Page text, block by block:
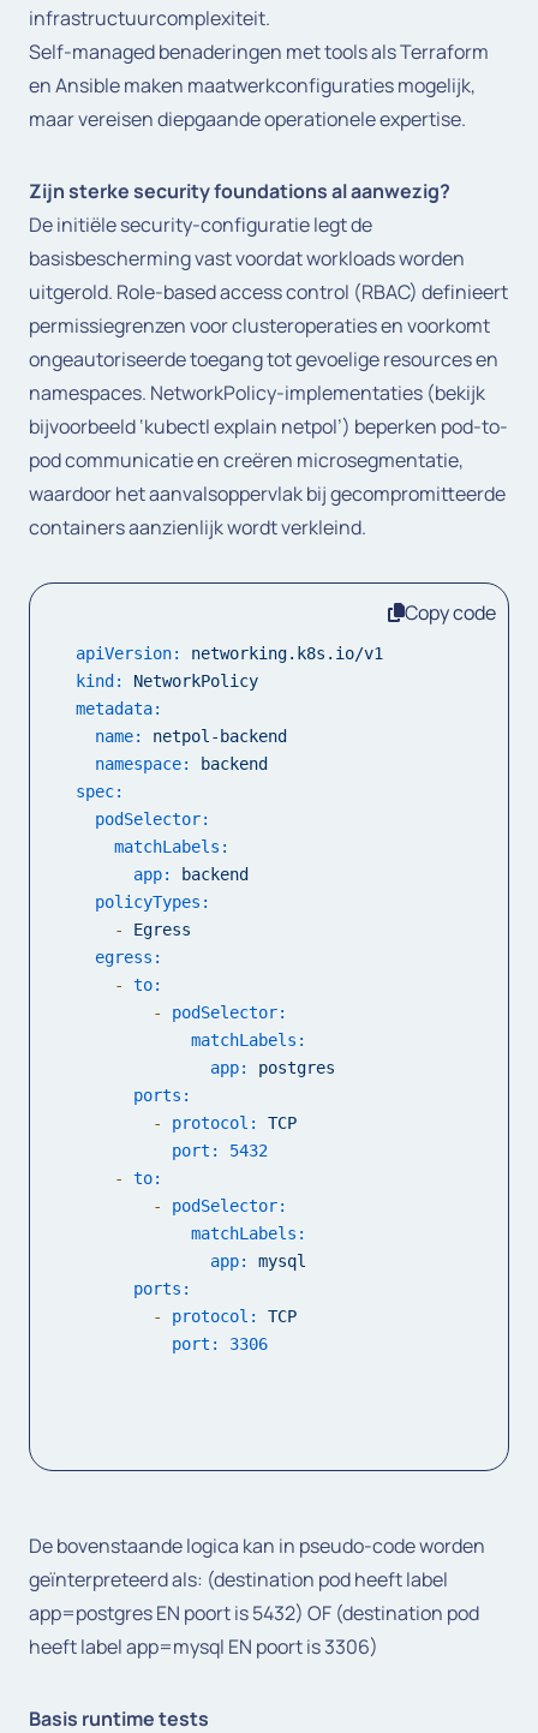
infrastructuurcomplexiteit.
Self-managed benaderingen met tools als Terraform
en Ansible maken maatwerkconfiguraties mogelijk,
maar vereisen diepgaande operationele expertise.
Zijn sterke security foundations al aanwezig?
De initiële security-configuratie legt de
basisbescherming vast voordat workloads worden
uitgerold. Role-based access control (RBAC) definieert
permissiegrenzen voor clusteroperaties en voorkomt
ongeautoriseerde toegang tot gevoelige resources en
namespaces. NetworkPolicy-implementaties (bekijk
bijvoorbeeld ‘kubectl explain netpol’) beperken pod-to-
pod communicatie en creëren microsegmentatie,
waardoor het aanvalsoppervlak bij gecompromitteerde
containers aanzienlijk wordt verkleind.
apiVersion:
networking.k8s.io/v1
kind:
NetworkPolicy
metadata:
name:
netpol-backend
namespace:
backend
spec:
podSelector:
matchLabels:
app:
backend
policyTypes:
-
Egress
egress:
-
to:
-
podSelector:
matchLabels:
app:
postgres
ports:
-
protocol:
TCP
port:
5432
-
to:
-
podSelector:
matchLabels:
app:
mysql
ports:
-
protocol:
TCP
port:
3306
Copy code
De bovenstaande logica kan in pseudo-code worden
geïnterpreteerd als: (destination pod heeft label
app=postgres EN poort is 5432) OF (destination pod
heeft label app=mysql EN poort is 3306)
Basis runtime tests